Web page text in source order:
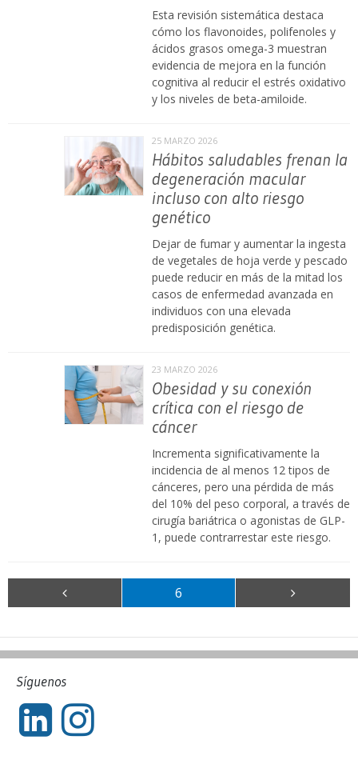
Esta revisión sistemática destaca
cómo los flavonoides, polifenoles y
ácidos grasos omega-3 muestran
evidencia de mejora en la función
cognitiva al reducir el estrés oxidativo
y los niveles de beta-amiloide.
25 MARZO 2026
Hábitos saludables frenan la
degeneración macular
incluso con alto riesgo
genético
Dejar de fumar y aumentar la ingesta
de vegetales de hoja verde y pescado
puede reducir en más de la mitad los
casos de enfermedad avanzada en
individuos con una elevada
predisposición genética.
23 MARZO 2026
Obesidad y su conexión
crítica con el riesgo de
cáncer
Incrementa significativamente la
incidencia de al menos 12 tipos de
cánceres, pero una pérdida de más
del 10% del peso corporal, a través de
cirugía bariátrica o agonistas de GLP-
1, puede contrarrestar este riesgo.
6
Síguenos